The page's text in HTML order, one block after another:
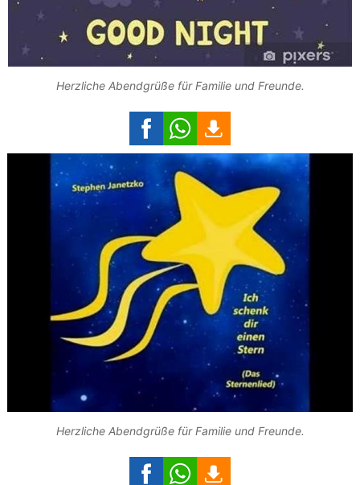
Herzliche Abendgrüße für Familie und Freunde.
Herzliche Abendgrüße für Familie und Freunde.